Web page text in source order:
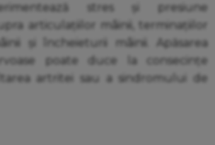
stres și presiune
articulațiilor mâinii, terminațiilor
și încheieturii mâinii. Apăsarea
poate duce la consecințe
artritei sau a sindromului de